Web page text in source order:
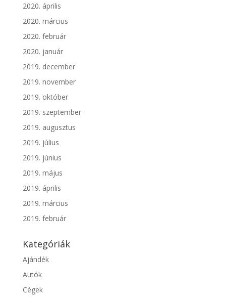
2020. április
2020. március
2020. február
2020. január
2019. december
2019. november
2019. október
2019. szeptember
2019. augusztus
2019. július
2019. június
2019. május
2019. április
2019. március
2019. február
Kategóriák
Ajándék
Autók
Cégek